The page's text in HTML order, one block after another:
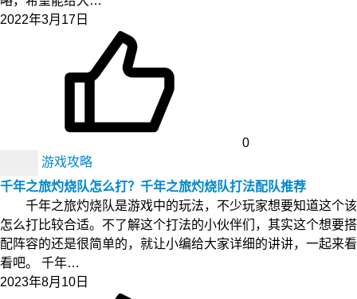
2022年3月17日
0
游戏攻略
千年之旅灼烧队怎么打？千年之旅灼烧队打法配队推荐
千年之旅灼烧队是游戏中的玩法，不少玩家想要知道这个该
怎么打比较合适。不了解这个打法的小伙伴们，其实这个想要搭
配阵容的还是很简单的，就让小编给大家详细的讲讲，一起来看
看吧。 千年…
2023年8月10日